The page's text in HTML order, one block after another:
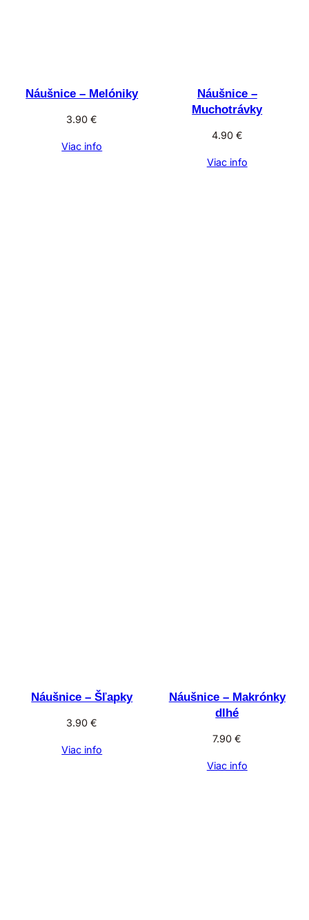
Náušnice – Melóniky
3.90€
Viac info
Náušnice –
Muchotrávky
4.90 €
Viac info
Náušnice – Šľapky
3.90€
Viac info
Náušnice – Makrónky
dlhé
7.90€
Viac info